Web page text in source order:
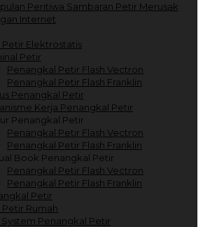
Peritiwa Sambaran Petir Merusak
Internet
Elektrostatis
Petir
Penangkal Petir Flash Vectron
Penangkal Petir Flash Franklin
Penangkal Petir
Kerja Penangkal Petir
Penangkal Petir
Penangkal Petir Flash Vectron
Penangkal Petir Flash Franklin
Book Penangkal Petir
Penangkal Petir Flash Vectron
Penangkal Petir Flash Franklin
Petir
Rumah
Penangkal Petir